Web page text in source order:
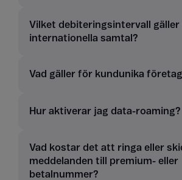
Vilket debiteringsintervall gäller
internationella samtal?
Vad gäller för kundunika
Hur aktiverar jag data-roaming?
Vad kostar det att ringa eller
meddelanden till premium- eller
betalnummer?